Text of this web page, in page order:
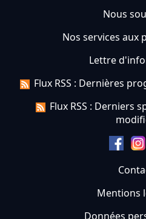
Nous
Nos services aux
Lettre
Flux RSS : Dernières
Flux RSS : Derniers
Mentions
Données